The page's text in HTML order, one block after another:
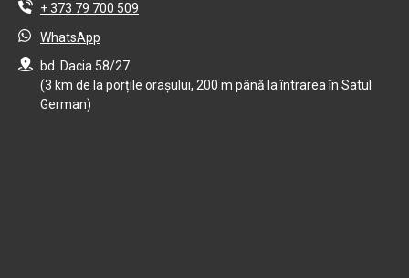
+ 373 79 700 509
WhatsApp
bd. Dacia 58/27
(3 km de la porțile orașului, 200 m până la întrarea în Satul
German)